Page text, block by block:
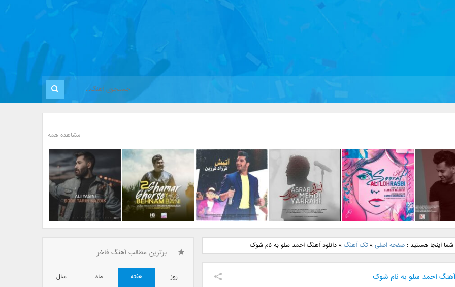
مشاهده همه
جدید رضا
بنام نگار
دانلود آهنگ جدید علی
لهراسبی بنام صورت
دانلود آهنگ جدید مهدی
یراحی بنام اسرار
دانلود آهنگ جدید فرزاد
بانی بنام قرص قمر 2
یاسینی بنام دورترین نزدیک
شما اینجا هستید :صفحه اصلی »تک آهنگ »دانلود آهنگ احمد سلو به نام شوک
آهنگ احمد سلو به نام شوک
برترین مطالب آهنگ فاخر
روز هفته ماه
سال